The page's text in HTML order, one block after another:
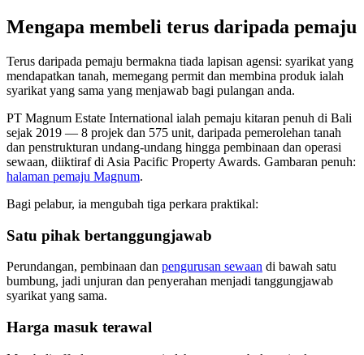
Mengapa membeli terus daripada pemaju
Terus daripada pemaju bermakna tiada lapisan agensi: syarikat yang
mendapatkan tanah, memegang permit dan membina produk ialah
syarikat yang sama yang menjawab bagi pulangan anda.
PT Magnum Estate International ialah pemaju kitaran penuh di Bali
sejak 2019 — 8 projek dan 575 unit, daripada pemerolehan tanah
dan penstrukturan undang-undang hingga pembinaan dan operasi
sewaan, diiktiraf di Asia Pacific Property Awards. Gambaran penuh:
halaman pemaju Magnum.
Bagi pelabur, ia mengubah tiga perkara praktikal:
Satu pihak bertanggungjawab
Perundangan, pembinaan dan pengurusan sewaan di bawah satu
bumbung, jadi unjuran dan penyerahan menjadi tanggungjawab
syarikat yang sama.
Harga masuk terawal